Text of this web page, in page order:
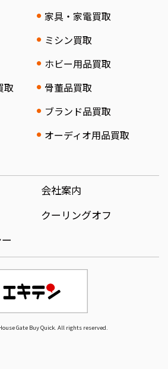
家具・家電買取
ミシン買取
ホビー用品買取
取
骨董品買取
ブランド品買取
オーディオ用品買取
会社案内
クーリングオフ
Gate Buy Quick. All rights reserved.